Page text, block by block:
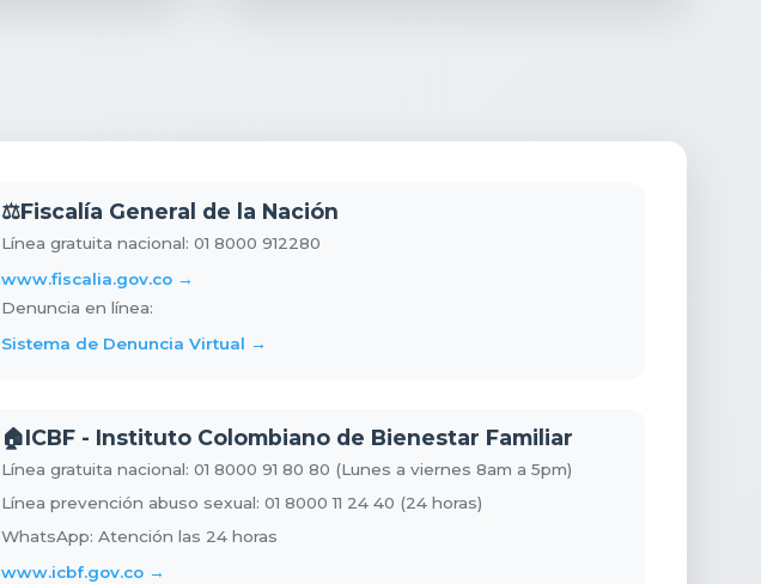
⚖️Fiscalía General de la Nación
Línea gratuita nacional: 01 8000 912280
www.fiscalia.gov.co →
Denuncia en línea:
Sistema de Denuncia Virtual →
🏠ICBF - Instituto Colombiano de Bienestar Familiar
Línea gratuita nacional: 01 8000 91 80 80 (Lunes a viernes 8am a 5pm)
Línea prevención abuso sexual: 01 8000 11 24 40 (24 horas)
WhatsApp: Atención las 24 horas
www.icbf.gov.co →